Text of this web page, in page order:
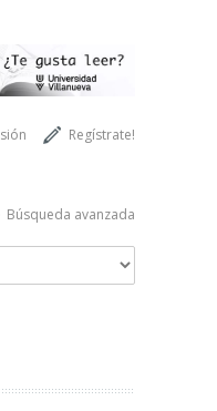
Regístrate!
Búsqueda avanzada